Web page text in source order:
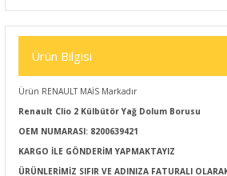
Ürün Bilgisi
Ürün RENAULT MAİS Markadır
Renault Clio 2 Külbütör Yağ Dolum Borusu
OEM NUMARASI: 8200639421
KARGO İLE GÖNDERİM YAPMAKTAYIZ
ÜRÜNLERİMİZ SIFIR VE ADINIZA FATURALI